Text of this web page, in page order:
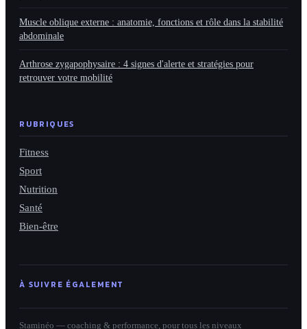
Muscle oblique externe : anatomie, fonctions et rôle dans la stabilité
abdominale
Arthrose zygapophysaire : 4 signes d'alerte et stratégies pour
retrouver votre mobilité
RUBRIQUES
Fitness
Sport
Nutrition
Santé
Bien-être
À SUIVRE ÉGALEMENT
Staminéo — coaching & performance, pour tous les niveaux